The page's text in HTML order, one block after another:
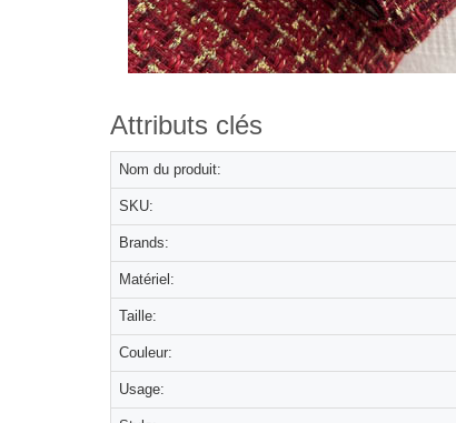
Attributs clés
Nom du produit:
SKU:
Brands:
Matériel:
Taille:
Couleur:
Usage: